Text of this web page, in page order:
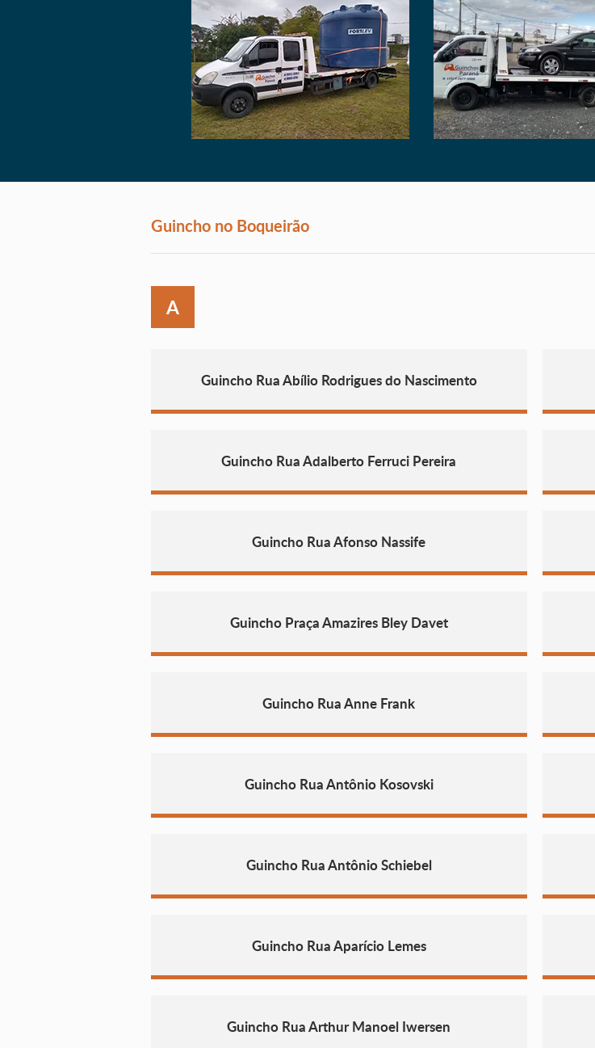
Guincho no Boqueirão
A
Guincho Rua Abílio Rodrigues do Nascimento
Guincho Rua Adalberto Ferruci Pereira
Guincho Rua Afonso Nassife
Guincho Praça Amazires Bley Davet
Guincho Rua Anne Frank
Guincho Rua Antônio Kosovski
Guincho Rua Antônio Schiebel
Guincho Rua Aparício Lemes
Guincho Rua Arthur Manoel Iwersen